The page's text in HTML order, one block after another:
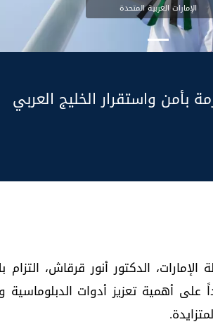
الإمارات العربية المتحدة
بأمن واستقرار الخليج العربي
الدكتور أنور قرقاش، التزام
أهمية تعزيز أدوات الدبلوماسية